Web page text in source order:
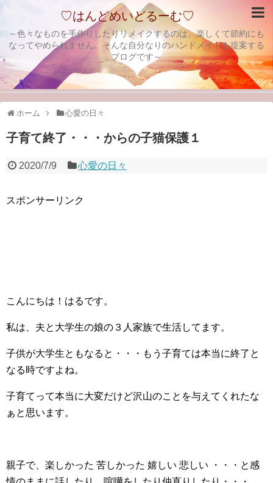
♡はんどめいどるーむ♡
～色々なものを手作りしたりリメイクするのは、楽しくて節約にも
なってやめられません。そんな自分なりのハンドメイドを提案する
ブログです～
ホーム 心愛の日々
子育て終了・・・からの子猫保護１
2020/7/9 心愛の日々
スポンサーリンク
こんにちは！はるです。
私は、夫と大学生の娘の３人家族で生活してます。
子供が大学生ともなると・・・もう子育ては本当に終了と
なる時ですよね。
子育てって本当に大変だけど沢山のことを与えてくれたな
ぁと思います。
親子で、楽しかった 苦しかった 嬉しい 悲しい ・・・と感